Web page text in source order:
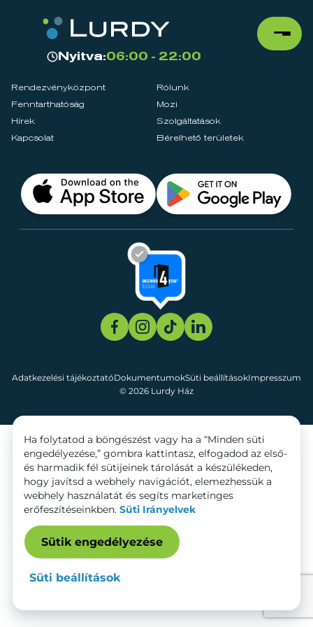
Nyitva:06:00 - 22:00
Rendezvényközpont
Rólunk
Fenntarthatóság
Mozi
Hírek
Szolgáltatások
Kapcsolat
Bérelhető területek
© 2026 Lurdy Ház
Adatkezelési tájékoztatóDokumentumokSüti beállításokImpresszum
Ha folytatod a böngészést vagy ha a “Minden süti
engedélyezése,” gombra kattintasz, elfogadod az első-
és harmadik fél sütijeinek tárolását a készülékeden,
hogy javítsd a webhely navigációt, elemezhessük a
webhely használatát és segíts marketinges
erőfeszítéseinkben. Süti Irányelvek
Sütik engedélyezése
Süti beállítások